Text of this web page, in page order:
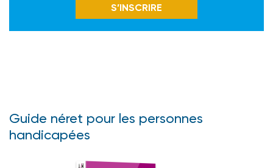
S’INSCRIRE
Guide néret pour les personnes
handicapées